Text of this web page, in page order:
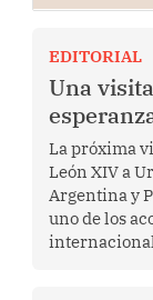
EDITORIAL
Una
La próxima
León XIV a
Argentina y
uno de los